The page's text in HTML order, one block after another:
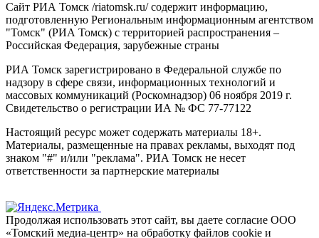
Сайт РИА Томск /riatomsk.ru/ содержит информацию,
подготовленную Региональным информационным агентством
"Томск" (РИА Томск) с территорией распространения –
Российская Федерация, зарубежные страны
РИА Томск зарегистрировано в Федеральной службе по
надзору в сфере связи, информационных технологий и
массовых коммуникаций (Роскомнадзор) 06 ноября 2019 г.
Свидетельство о регистрации ИА № ФС 77-77122
Настоящий ресурс может содержать материалы 18+.
Материалы, размещенные на правах рекламы, выходят под
знаком "#" и/или "реклама". РИА Томск не несет
ответственности за партнерские материалы
Продолжая использовать этот сайт, вы даете согласие ООО
«Томский медиа-центр» на обработку файлов cookie и